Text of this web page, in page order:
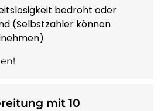
AFSOOMAALI
BASA SUNDA
bedroht oder
(Selbstzahler können
mit 10